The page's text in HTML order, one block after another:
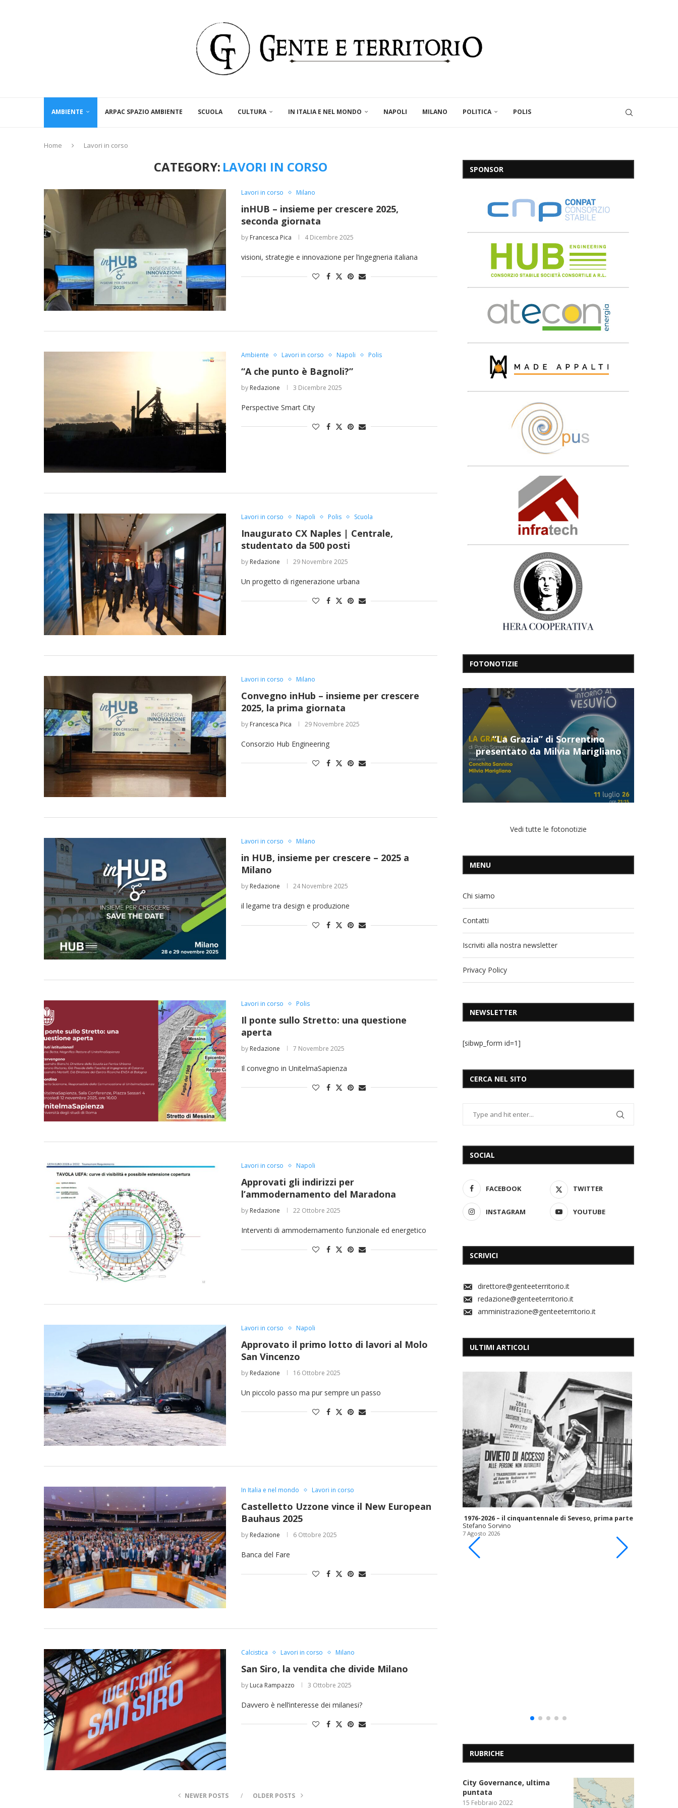
AMBIENTE ARPAC SPAZIO AMBIENTE SCUOLA CULTURA IN ITALIA E NEL MONDO NAPOLI MILANO POLITICA POLIS
Home Lavori in corso
CATEGORY: LAVORI IN CORSO
Lavori in corso Milano
inHUB – insieme per crescere 2025,
seconda giornata
by Francesca Pica 4 Dicembre 2025
visioni, strategie e innovazione per l’ingegneria italiana
Ambiente Lavori in corso Napoli Polis
“A che punto è Bagnoli?”
by Redazione 3 Dicembre 2025
Perspective Smart City
Lavori in corso Napoli Polis Scuola
Inaugurato CX Naples | Centrale,
studentato da 500 posti
by Redazione 29 Novembre 2025
Un progetto di rigenerazione urbana
Lavori in corso Milano
Convegno inHub – insieme per crescere
2025, la prima giornata
by Francesca Pica 29 Novembre 2025
Consorzio Hub Engineering
Lavori in corso Milano
in HUB, insieme per crescere – 2025 a
Milano
by Redazione 24 Novembre 2025
il legame tra design e produzione
Lavori in corso Polis
Il ponte sullo Stretto: una questione
aperta
by Redazione 7 Novembre 2025
Il convegno in UnitelmaSapienza
Lavori in corso Napoli
Approvati gli indirizzi per
l’ammodernamento del Maradona
by Redazione 22 Ottobre 2025
Interventi di ammodernamento funzionale ed energetico
Lavori in corso Napoli
Approvato il primo lotto di lavori al Molo
San Vincenzo
by Redazione 16 Ottobre 2025
Un piccolo passo ma pur sempre un passo
In Italia e nel mondo Lavori in corso
Castelletto Uzzone vince il New European
Bauhaus 2025
by Redazione 6 Ottobre 2025
Banca del Fare
Calcistica Lavori in corso Milano
San Siro, la vendita che divide Milano
by Luca Rampazzo 3 Ottobre 2025
Davvero è nell’interesse dei milanesi?
NEWER POSTS OLDER POSTS
SPONSOR
FOTONOTIZIE
“La Grazia” di Sorrentino
presentato da Milvia Marigliano
“Il respiro del mare”, personale
Nuova tanker in acciaio inox
Una barca entra nel Fiordo di
“Un’Ape tra le pagine”, prestito
“La Grazia” di Sorrentino
presentato da Milvia Marigliano
“Il respiro del mare”, personale
di Terry Mangiatordi
Vedi tutte le fotonotizie
MENU
Chi siamo
Contatti
Iscriviti alla nostra newsletter
Privacy Policy
NEWSLETTER
[sibwp_form id=1]
CERCA NEL SITO
SOCIAL
FACEBOOK TWITTER
INSTAGRAM YOUTUBE
SCRIVICI
direttore@genteeterritorio.it
redazione@genteeterritorio.it
amministrazione@genteeterritorio.it
ULTIMI ARTICOLI
Premio Fabula 2026, “Fuori dal mondo”
1976-2026 – il cinquantennale di Seveso, prima parte
Stefano Sorvino
7 Agosto 2026
RUBRICHE
City Governance, ultima
puntata
15 Febbraio 2022